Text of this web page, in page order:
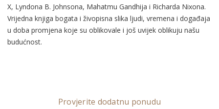
X, Lyndona B. Johnsona, Mahatmu Gandhija i Richarda Nixona.
Vrijedna knjiga bogata i živopisna slika ljudi, vremena i događaja
u doba promjena koje su oblikovale i još uvijek oblikuju našu
budućnost.
Provjerite dodatnu ponudu